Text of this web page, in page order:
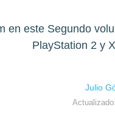
en este Segundo
PlayStation 2 y
Julio